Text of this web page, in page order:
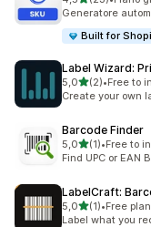
23 recensioni
Generatore
Built for
Label Wizard:
5,0stelle su 5
(2)
2 recensioni totali
•Free to
Create your own
Barcode Finder
5,0stelle su 5
(1)
1 recensioni totali
•Free to
Find UPC or
LabelCraft:
5,0stelle su 5
(1)
1 recensioni totali
•Free
Label what you